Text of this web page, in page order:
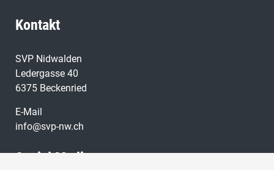
Kontakt
SVP Nidwalden
Ledergasse 40
6375 Beckenried
E-Mail
info@svp-nw.ch
Social Media